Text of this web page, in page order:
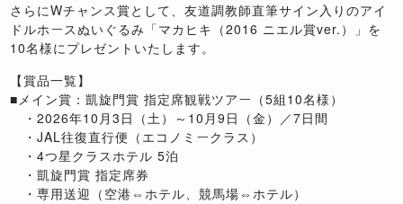
さらにWチャンス賞として、友道調教師直筆サイン入りのアイ
ドルホースぬいぐるみ「マカヒキ（2016 ニエル賞ver.）」を
10名様にプレゼントいたします。
【賞品一覧】
■メイン賞：凱旋門賞 指定席観戦ツアー（5組10名様）
・2026年10月3日（土）～10月9日（金）／7日間
・JAL往復直行便（エコノミークラス）
・4つ星クラスホテル 5泊
・凱旋門賞 指定席券
・専用送迎（空港⇔ホテル、競馬場⇔ホテル）